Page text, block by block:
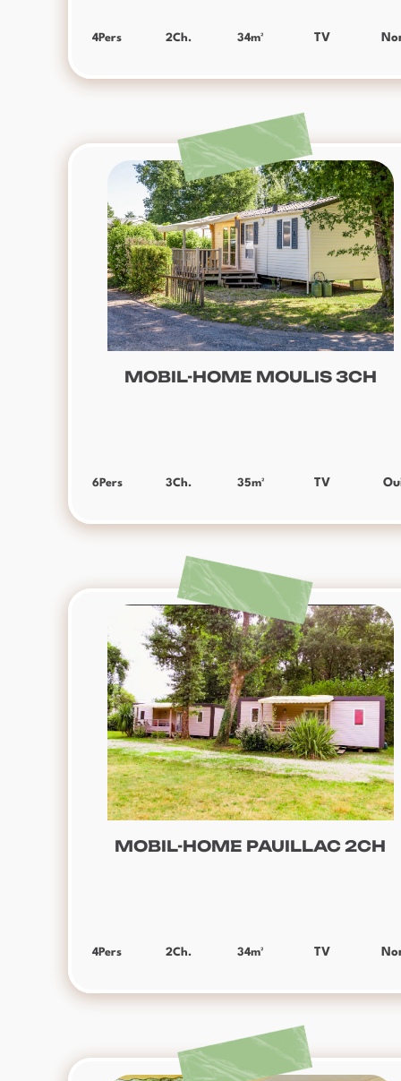
4Pers 2Ch. 34m² TV
MOBIL-HOME MOULIS 3CH
6Pers 3Ch. 35m² TV
MOBIL-HOME PAUILLAC 2CH
4Pers 2Ch. 34m² TV